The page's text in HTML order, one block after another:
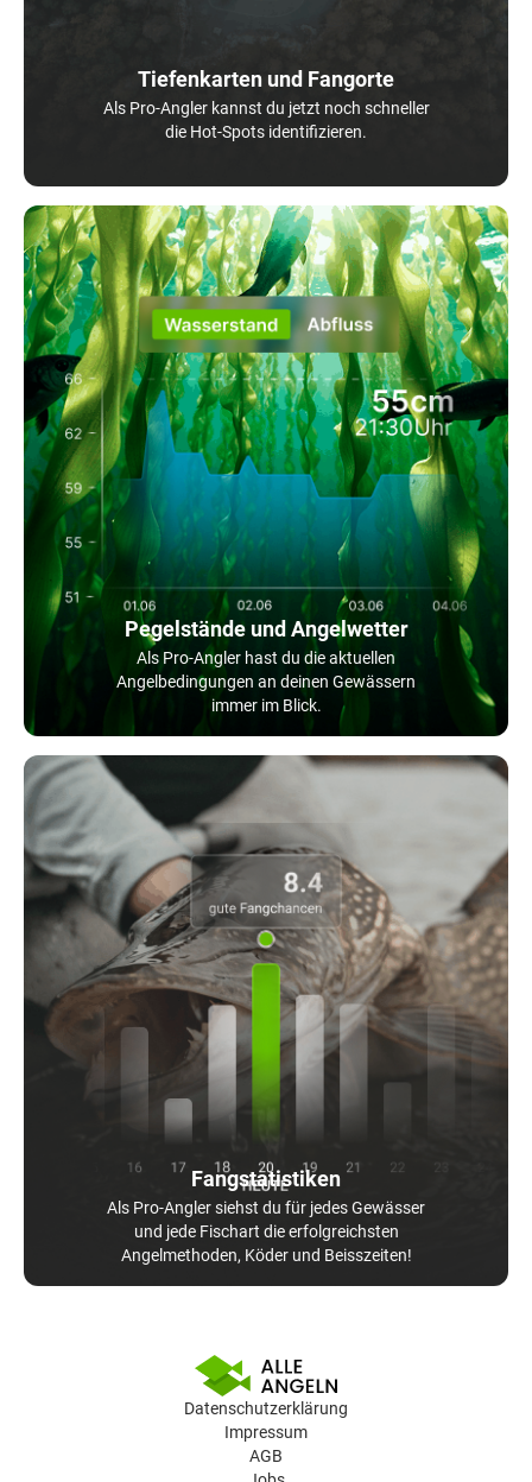
Tiefenkarten und Fangorte
Als Pro-Angler kannst du jetzt noch schneller
die Hot-Spots identifizieren.
Pegelstände und Angelwetter
Als Pro-Angler hast du die aktuellen
Angelbedingungen an deinen Gewässern
immer im Blick.
Fangstatistiken
Als Pro-Angler siehst du für jedes Gewässer
und jede Fischart die erfolgreichsten
Angelmethoden, Köder und Beisszeiten!
Datenschutzerklärung
Impressum
AGB